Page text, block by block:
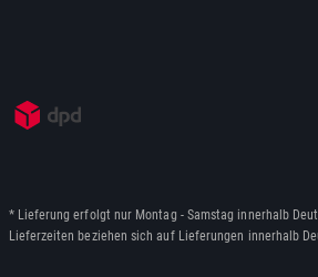
* Lieferung erfolgt nur Montag - Samstag innerhalb
Lieferzeiten beziehen sich auf Lieferungen innerhalb